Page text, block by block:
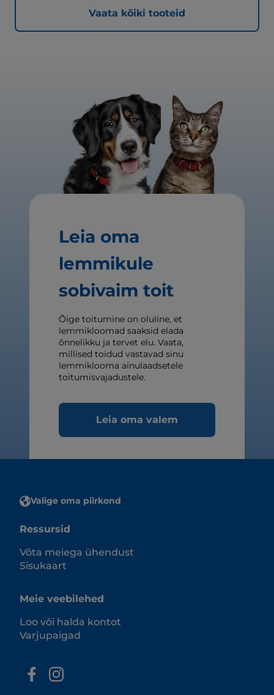
Vaata kõiki tooteid
Leia oma
lemmikule
sobivaim toit
Õige toitumine on oluline, et
lemmikloomad saaksid elada
õnnelikku ja tervet elu. Vaata,
millised toidud vastavad sinu
lemmiklooma ainulaadsetele
toitumisvajadustele.
Leia oma valem
Valige oma piirkond
Ressursid
Võta meiega ühendust
Sisukaart
Meie veebilehed
Loo või halda kontot
Varjupaigad